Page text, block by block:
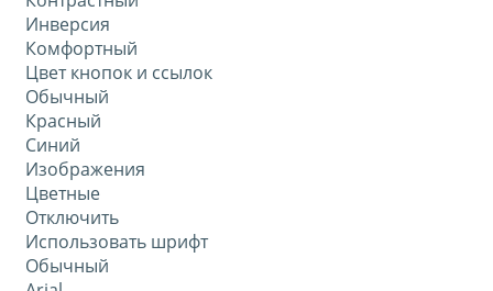
Инверсия
Комфортный
Цвет кнопок и ссылок
Обычный
Красный
Синий
Изображения
Цветные
Отключить
Использовать шрифт
Обычный